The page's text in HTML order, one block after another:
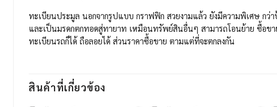
ทะเบียนประมูล นอกจากรูปแบบ กราฟฟิก สวยงามแล้ว ยังมีความพิเศษ กว่
และเป็นมรดกตกทอดสู่ทายาท เหมือนทรัพย์สินอื่นๆ สามารถโอนย้าย ซื้อขา
ทะเบียนรถก็ได้ ถือลอยได้ ส่วนราคาซื้อขาย ตามแต่ที่จะตกลงกัน
สินค้าที่เกี่ยวข้อง